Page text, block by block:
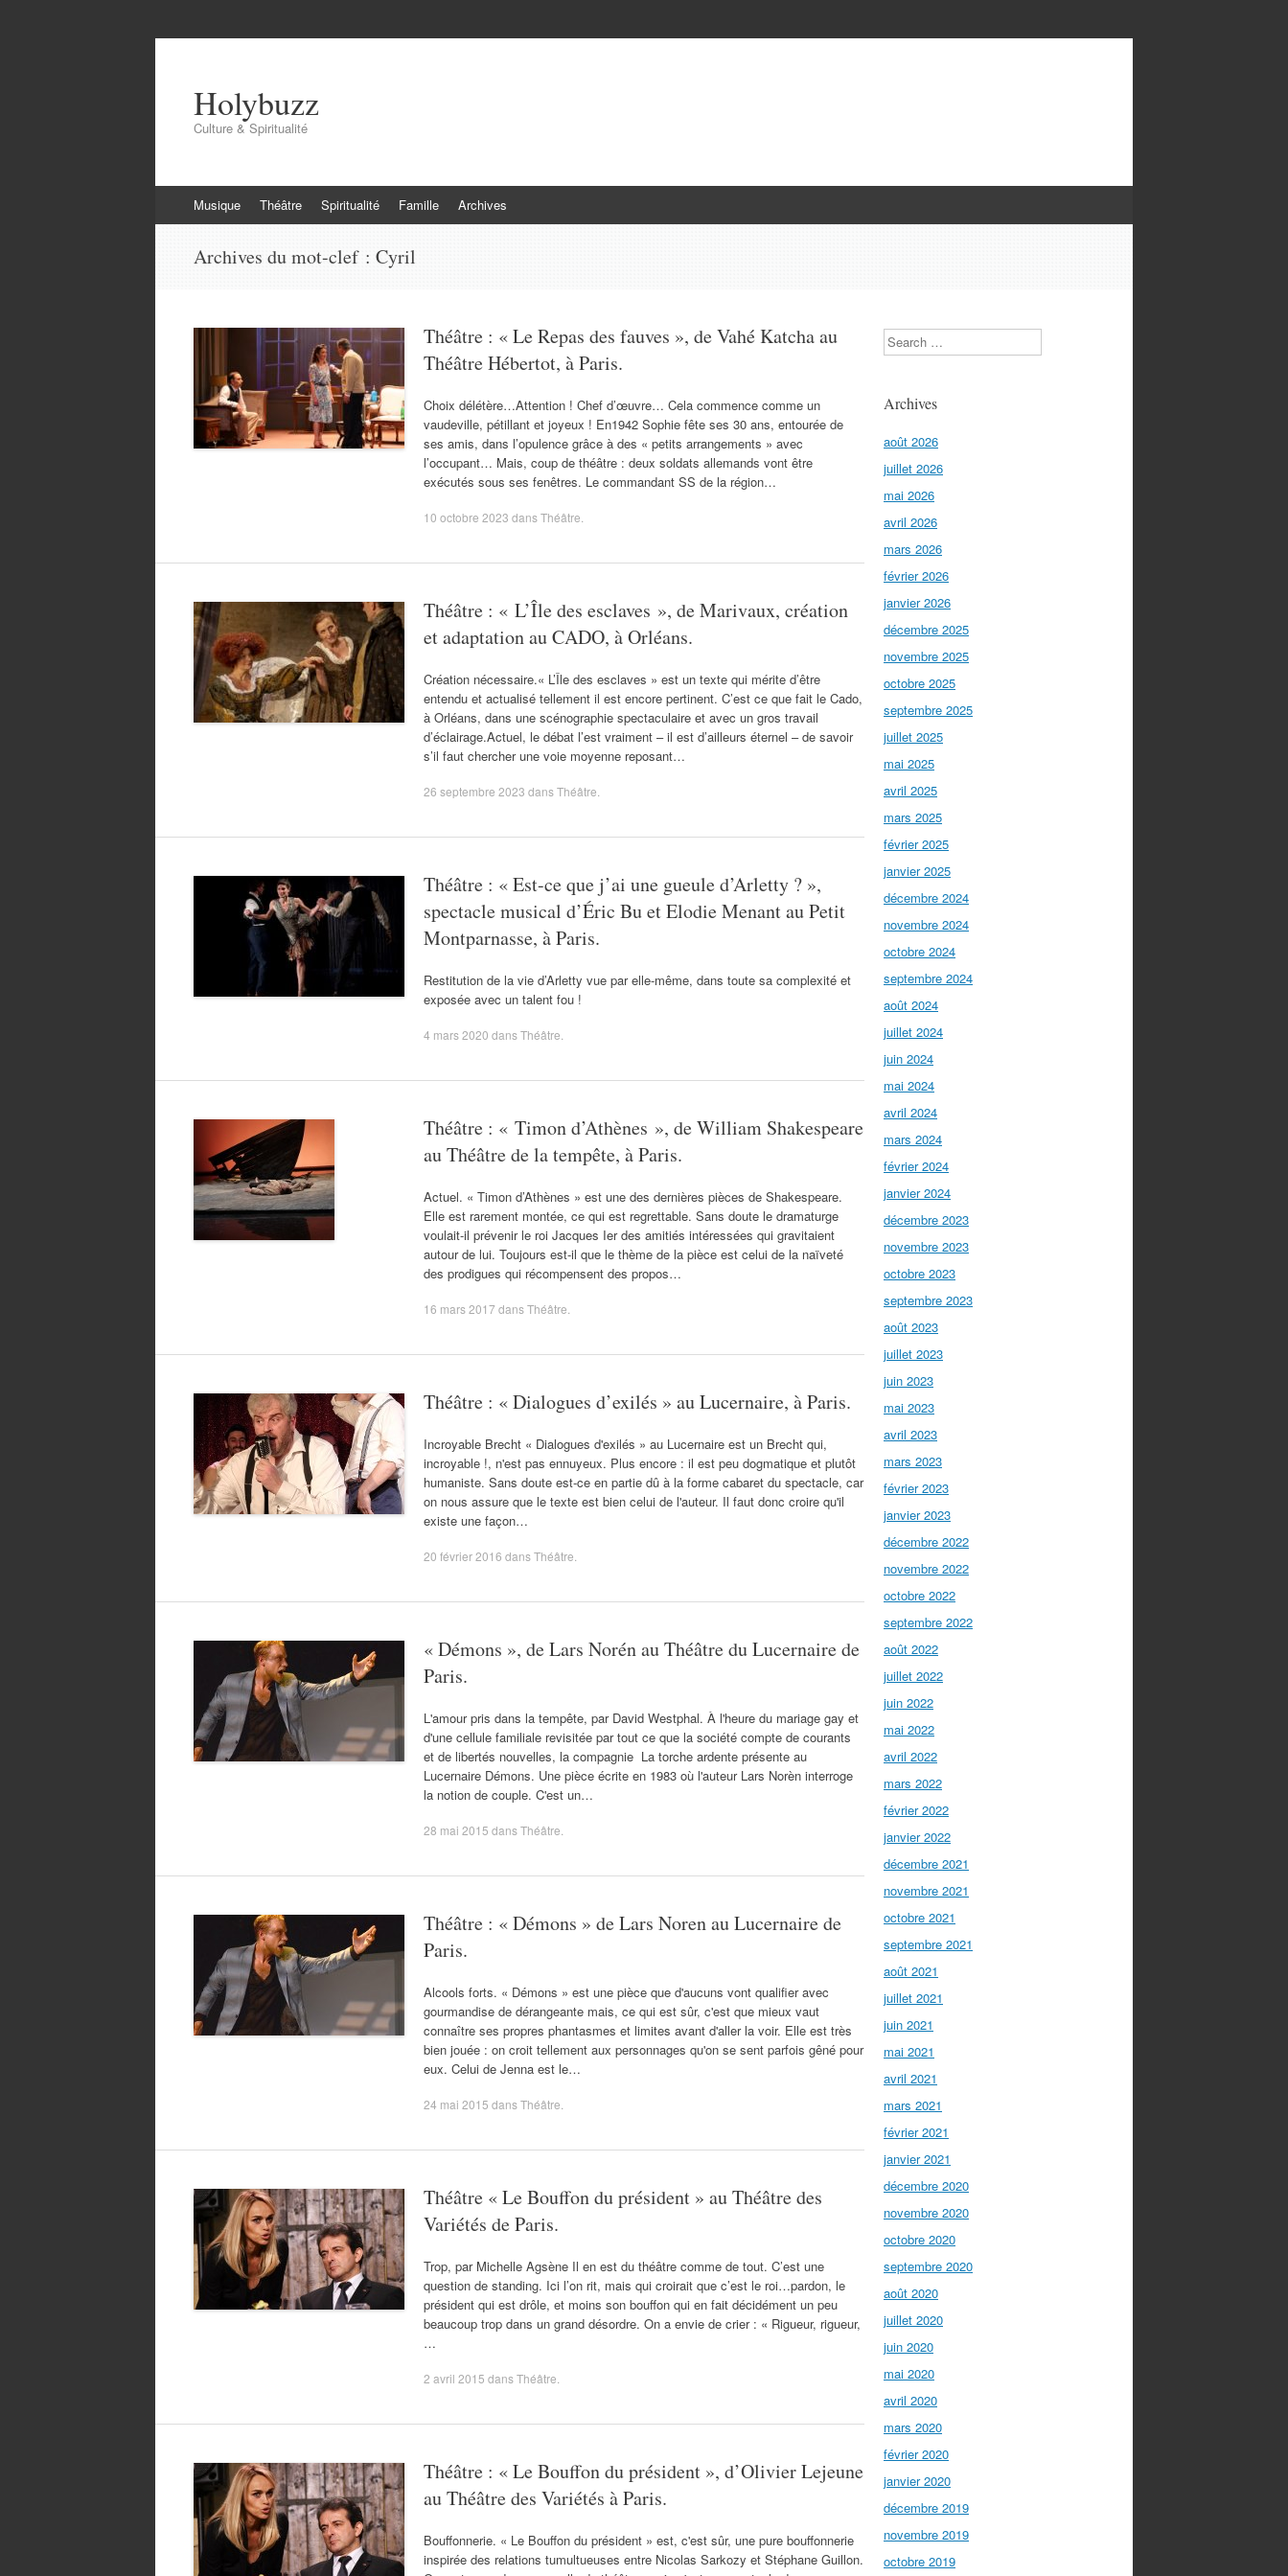
Holybuzz
Culture & Spiritualité
au
Musique Théâtre Spiritualité Famille Archives
Archives du mot-clef : Cyril
Théâtre : « Le Repas des fauves », de Vahé Katcha au
Théâtre Hébertot, à Paris.
Choix délétère…Attention ! Chef d’œuvre… Cela commence comme un
vaudeville, pétillant et joyeux ! En1942 Sophie fête ses 30 ans, entourée de
ses amis, dans l’opulence grâce à des « petits arrangements » avec
l’occupant… Mais, coup de théâtre : deux soldats allemands vont être
exécutés sous ses fenêtres. Le commandant SS de la région…
10 octobre 2023 dansThéâtre
Théâtre : « L’Île des esclaves », de Marivaux, création
et adaptation au CADO, à Orléans.
Création nécessaire.« L’Île des esclaves » est un texte qui mérite d’être
entendu et actualisé tellement il est encore pertinent. C’est ce que fait le Cado,
à Orléans, dans une scénographie spectaculaire et avec un gros travail
d’éclairage.Actuel, le débat l’est vraiment – il est d’ailleurs éternel – de savoir
s’il faut chercher une voie moyenne reposant…
26 septembre 2023 dansThéâtre
Théâtre : « Est-ce que j’ai une gueule d’Arletty ? »,
spectacle musical d’Éric Bu et Elodie Menant au Petit
Montparnasse, à Paris.
Restitution de la vie d’Arletty vue par elle-même, dans toute sa complexité et
exposée avec un talent fou !
4 mars 2020 dansThéâtre
Théâtre : « Timon d’Athènes », de William Shakespeare
au Théâtre de la tempête, à Paris.
Actuel. « Timon d’Athènes » est une des dernières pièces de Shakespeare.
Elle est rarement montée, ce qui est regrettable. Sans doute le dramaturge
voulait-il prévenir le roi Jacques Ier des amitiés intéressées qui gravitaient
autour de lui. Toujours est-il que le thème de la pièce est celui de la naïveté
des prodigues qui récompensent des propos…
16 mars 2017 dansThéâtre
Théâtre : « Dialogues d’exilés » au Lucernaire, à Paris.
Incroyable Brecht « Dialogues d'exilés » au Lucernaire est un Brecht qui,
incroyable !, n'est pas ennuyeux. Plus encore : il est peu dogmatique et plutôt
humaniste. Sans doute est-ce en partie dû à la forme cabaret du spectacle, car
on nous assure que le texte est bien celui de l'auteur. Il faut donc croire qu'il
existe une façon…
20 février 2016 dansThéâtre
« Démons », de Lars Norén au Théâtre du Lucernaire de
Paris.
L'amour pris dans la tempête, par David Westphal. À l'heure du mariage gay et
d'une cellule familiale revisitée par tout ce que la société compte de courants
et de libertés nouvelles, la compagnie La torche ardente présente au
Lucernaire Démons. Une pièce écrite en 1983 où l'auteur Lars Norèn interroge
la notion de couple. C'est un…
28 mai 2015 dansThéâtre
Théâtre : « Démons » de Lars Noren au Lucernaire de
Paris.
Alcools forts. « Démons » est une pièce que d'aucuns vont qualifier avec
gourmandise de dérangeante mais, ce qui est sûr, c'est que mieux vaut
connaître ses propres phantasmes et limites avant d'aller la voir. Elle est très
bien jouée : on croit tellement aux personnages qu'on se sent parfois gêné pour
eux. Celui de Jenna est le…
24 mai 2015 dansThéâtre
Théâtre « Le Bouffon du président » au Théâtre des
Variétés de Paris.
Trop, par Michelle Agsène Il en est du théâtre comme de tout. C’est une
question de standing. Ici l’on rit, mais qui croirait que c’est le roi…pardon, le
président qui est drôle, et moins son bouffon qui en fait décidément un peu
beaucoup trop dans un grand désordre. On a envie de crier : « Rigueur, rigueur,
…
2 avril 2015 dansThéâtre
Théâtre : « Le Bouffon du président », d’Olivier Lejeune
au Théâtre des Variétés à Paris.
Bouffonnerie. « Le Bouffon du président » est, c'est sûr, une pure bouffonnerie
inspirée des relations tumultueuses entre Nicolas Sarkozy et Stéphane Guillon.
Search
Archives
août 2026
juillet 2026
mai 2026
avril 2026
mars 2026
février 2026
janvier 2026
décembre 2025
novembre 2025
octobre 2025
septembre 2025
juillet 2025
mai 2025
avril 2025
mars 2025
février 2025
janvier 2025
décembre 2024
novembre 2024
octobre 2024
septembre 2024
août 2024
juillet 2024
juin 2024
mai 2024
avril 2024
mars 2024
février 2024
janvier 2024
décembre 2023
novembre 2023
octobre 2023
septembre 2023
août 2023
juillet 2023
juin 2023
mai 2023
avril 2023
mars 2023
février 2023
janvier 2023
décembre 2022
novembre 2022
octobre 2022
septembre 2022
août 2022
juillet 2022
juin 2022
mai 2022
avril 2022
mars 2022
février 2022
janvier 2022
décembre 2021
novembre 2021
octobre 2021
septembre 2021
août 2021
juillet 2021
juin 2021
mai 2021
avril 2021
mars 2021
février 2021
janvier 2021
décembre 2020
novembre 2020
octobre 2020
septembre 2020
août 2020
juillet 2020
juin 2020
mai 2020
avril 2020
mars 2020
février 2020
janvier 2020
décembre 2019
novembre 2019
octobre 2019